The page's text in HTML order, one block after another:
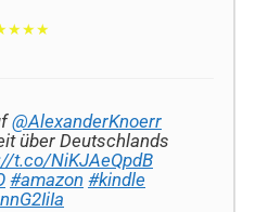
@AlexanderKnoerr
über Deutschlands
t.co/NiKJAeQpdB
#amazon #kindle